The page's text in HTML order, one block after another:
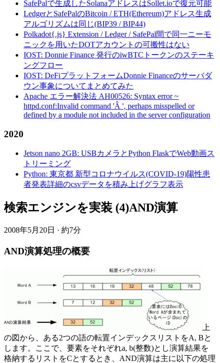
SafePalで生成したSolanaアドレスはSollet.ioで復元可能
LedgerとSafePalのBitcoin / ETH(Ethereum)アドレス生成
アルゴリズムは同じ(BIP39 / BIP44)
Polkadot{.js} Extension / Ledger / SafePal間で同一ニーモ
ニックを用いたDOTアカウントの可搬性はない
IOST: Donnie Finance 発行のiwBTCトークンのステーキ
ングフロー
IOST: DeFiプラットフォームDonnie Financeのサーバダ
ウン事象についてまとめてみた
Apache エラー解決法 AH00526: Syntax error ~
httpd.conf:Invalid command 'Â ', perhaps misspelled or
defined by a module not included in the server configuration
2020
Jetson nano 2GB: USBカメラとPython FlaskでWeb動画ス
トリーミング
Python: 東京都 新型コロナウイルス(COVID-19)陽性患
者発表詳細のcsvデータを積み上げグラフ表示
検索エンジンを実装 (4)AND演算
2008年5月20日 · 約7分
AND演算処理の概要
上
の図から、ある2つの語の転置インデックスリストをA, Bと
します。ここで、要素をそれぞれa, b(整数)とし演算結果を
格納するリストをCとするとき、AND演算は主に以下の処理